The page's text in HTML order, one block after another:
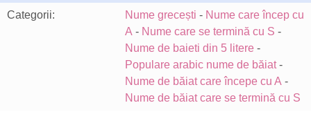
Categorii: Nume grecești - Nume care încep cu
A - Nume care se termină cu S -
Nume de baieti din 5 litere -
Populare arabic nume de băiat-
Nume de băiat care începe cu A -
Nume de băiat care se termină cu S